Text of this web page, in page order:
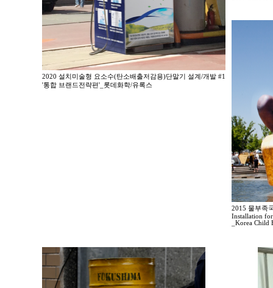
2020 설치미술형 요소수(탄소배출저감용)단말기 설계/개발 #1
'통합 브랜드전략편'_롯데화학/유록스
2015 물부족
Installation
_Korea Child